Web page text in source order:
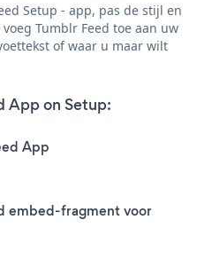
Setup - app, pas de stijl en
Tumblr Feed toe aan uw
of waar u maar wilt
App on Setup:
App
embed-fragment voor